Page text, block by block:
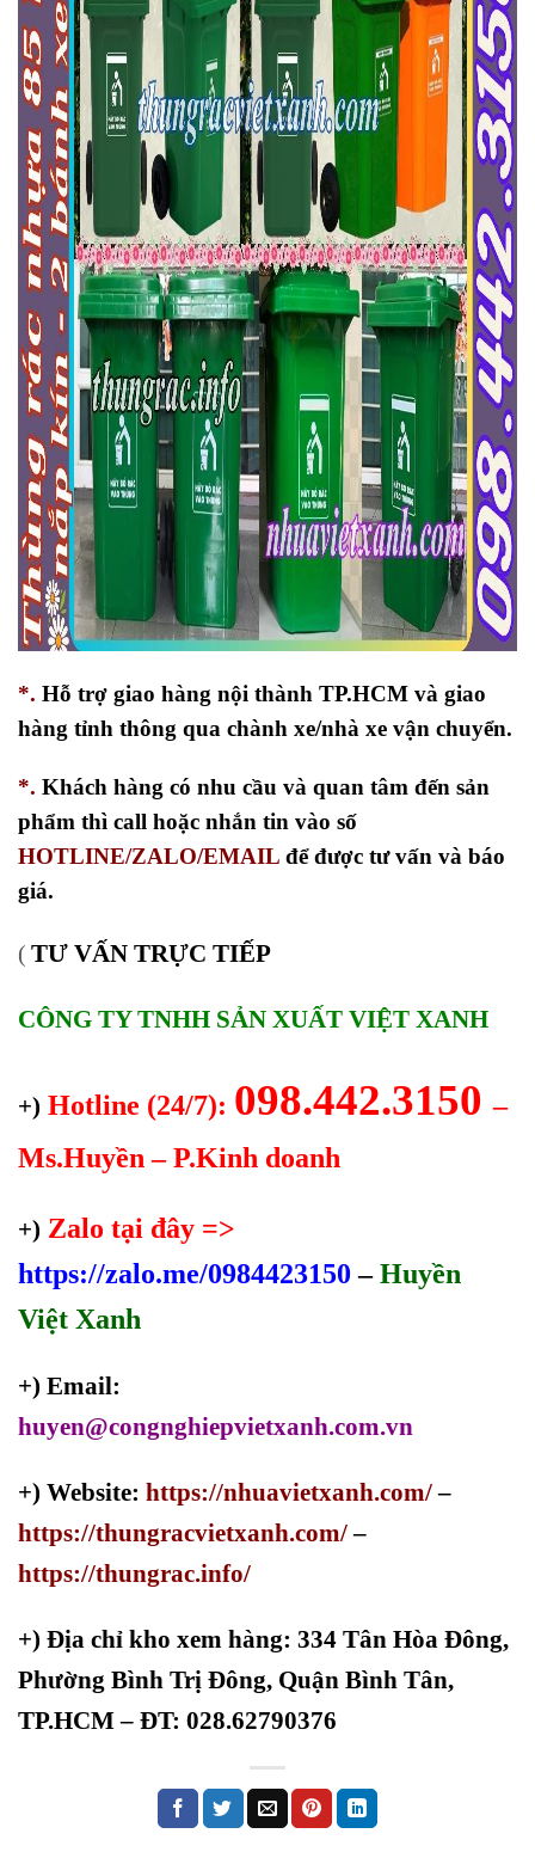
*. Hỗ trợ giao hàng nội thành TP.HCM và giao
hàng tỉnh thông qua chành xe/nhà xe vận chuyển.
*. Khách hàng có nhu cầu và quan tâm đến sản
phẩm thì call hoặc nhắn tin vào số
HOTLINE/ZALO/EMAIL để được tư vấn và báo
giá.
( TƯ VẤN TRỰC TIẾP
CÔNG TY TNHH SẢN XUẤT VIỆT XANH
+) Hotline (24/7): 098.442.3150–
Ms.Huyền – P.Kinh doanh
+) Zalo tại đây =>
https://zalo.me/0984423150 –Huyền
Việt Xanh
+) Email:
huyen@congnghiepvietxanh.com.vn
+) Website: https://nhuavietxanh.com/–
https://thungracvietxanh.com/ –
https://thungrac.info/
+) Địa chỉ kho xem hàng: 334 Tân Hòa Đông,
Phường Bình Trị Đông, Quận Bình Tân,
TP.HCM – ĐT: 028.62790376